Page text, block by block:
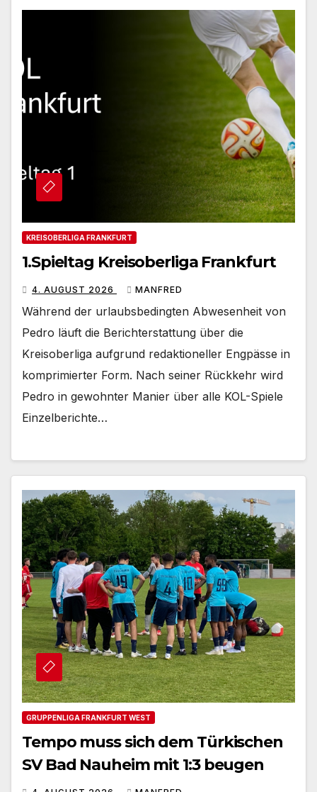
KREISOBERLIGA FRANKFURT
1.Spieltag Kreisoberliga Frankfurt
4. AUGUST 2026 MANFRED
Während der urlaubsbedingten Abwesenheit von
Pedro läuft die Berichterstattung über die
Kreisoberliga aufgrund redaktioneller Engpässe in
komprimierter Form. Nach seiner Rückkehr wird
Pedro in gewohnter Manier über alle KOL-Spiele
Einzelberichte…
GRUPPENLIGA FRANKFURT WEST
Tempo muss sich dem Türkischen
SV Bad Nauheim mit 1:3 beugen